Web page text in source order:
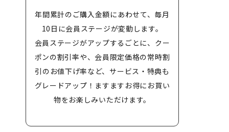
年間累計のご購入金額にあわせて、毎月
10日に会員ステージが変動します。
会員ステージがアップするごとに、クー
ポンの割引率や、会員限定価格の常時割
引のお値下げ率など、サービス・特典も
グレードアップ！ますますお得にお買い
物をお楽しみいただけます。